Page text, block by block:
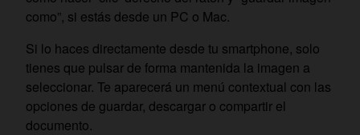
como”, si estás desde un PC o Mac.
Si lo haces directamente desde tu smartphone, solo
tienes que pulsar de forma mantenida la imagen a
seleccionar. Te aparecerá un menú contextual con las
opciones de guardar, descargar o compartir el
documento.